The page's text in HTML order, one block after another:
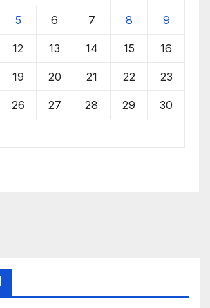
5 6 7 8 9
12 13 14 15 16
19 20 21 22 23
26 27 28 29 30